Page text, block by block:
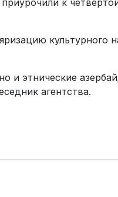
к
культурного
и этнические
агентства.